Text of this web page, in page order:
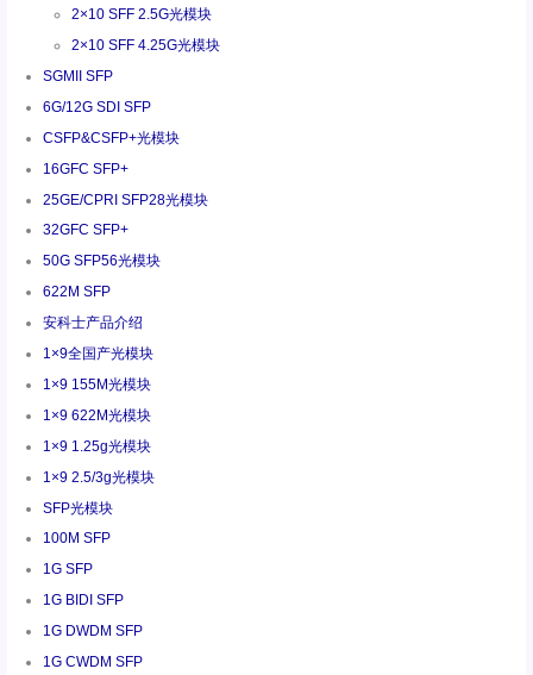
2×10 SFF 2.5G光模块
2×10 SFF 4.25G光模块
SGMII SFP
6G/12G SDI SFP
CSFP&CSFP+光模块
16GFC SFP+
25GE/CPRI SFP28光模块
32GFC SFP+
50G SFP56光模块
622M SFP
安科士产品介绍
1×9全国产光模块
1×9 155M光模块
1×9 622M光模块
1×9 1.25g光模块
1×9 2.5/3g光模块
SFP光模块
100M SFP
1G SFP
1G BIDI SFP
1G DWDM SFP
1G CWDM SFP